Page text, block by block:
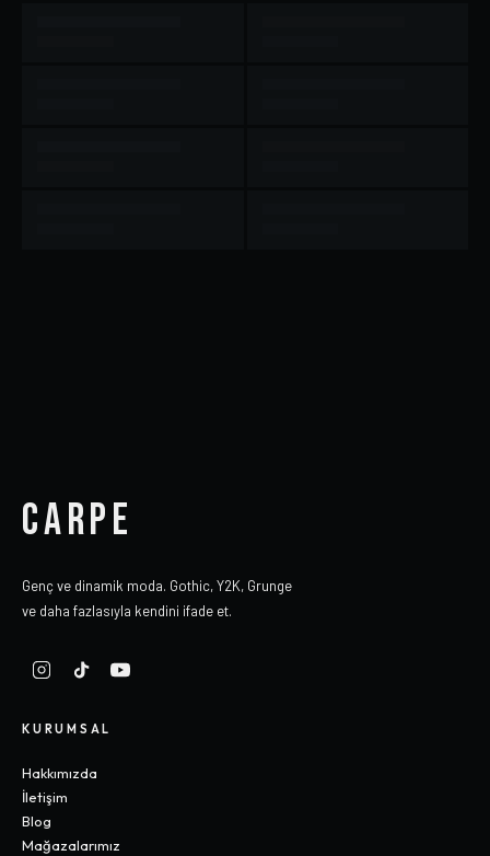
CARPE
Genç ve dinamik moda. Gothic, Y2K, Grunge
ve daha fazlasıyla kendini ifade et.
KURUMSAL
Hakkımızda
İletişim
Blog
Mağazalarımız